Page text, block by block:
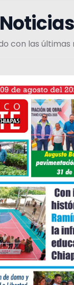
con las últimas